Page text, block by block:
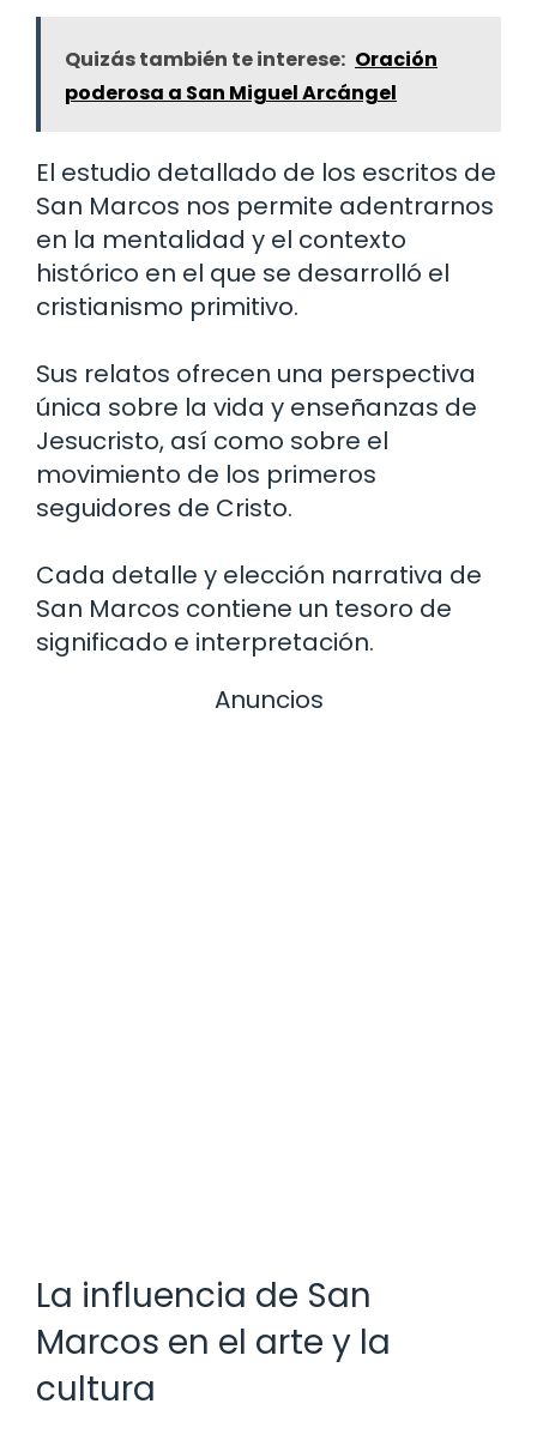
Quizás también te interese: Oración
poderosa a San Miguel Arcángel
El estudio detallado de los escritos de
San Marcos nos permite adentrarnos
en la mentalidad y el contexto
histórico en el que se desarrolló el
cristianismo primitivo.
Sus relatos ofrecen una perspectiva
única sobre la vida y enseñanzas de
Jesucristo, así como sobre el
movimiento de los primeros
seguidores de Cristo.
Cada detalle y elección narrativa de
San Marcos contiene un tesoro de
significado e interpretación.
Anuncios
La influencia de San
Marcos en el arte y la
cultura